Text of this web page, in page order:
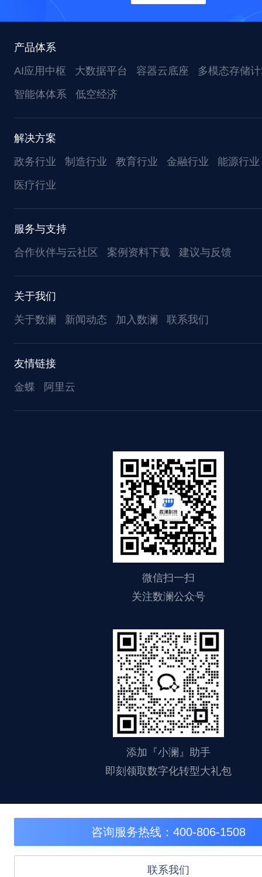
产品体系
AI应用中枢
大数据平台 容器云底座
多模态存储
智能体体系
低空经济
解决方案
政务行业
制造行业 教育行业 金融行业
能源行业
医疗行业
服务与支持
合作伙伴与云社区
案例资料下载 建议与反馈
关于我们
关于数澜
新闻动态 加入数澜 联系我们
友情链接
金蝶
阿里云
微信扫一扫
关注数澜公众号
添加『小澜』助手
即刻领取数字化转型大礼包
咨询服务热线：400-806-1508
联系我们